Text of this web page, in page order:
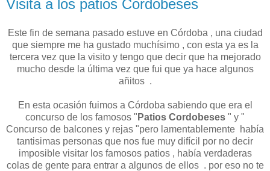
Visita a los patios Cordobeses
Este fin de semana pasado estuve en Córdoba , una ciudad
que siempre me ha gustado muchísimo , con esta ya es la
tercera vez que la visito y tengo que decir que ha mejorado
mucho desde la última vez que fui que ya hace algunos
añitos .
En esta ocasión fuimos a Córdoba sabiendo que era el
concurso de los famosos " Patios Cordobeses " y "
Concurso de balcones y rejas "pero lamentablemente había
tantisimas personas que nos fue muy difícil por no decir
imposible visitar los famosos patios , había verdaderas
colas de gente para entrar a algunos de ellos . por eso no te